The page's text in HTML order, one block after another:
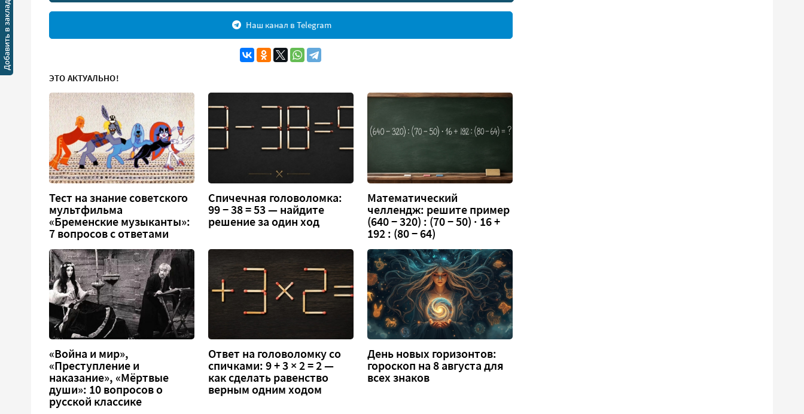
Наш канал в Telegram
ЭТО АКТУАЛЬНО!
Тест на знание советского
мультфильма
«Бременские музыканты»:
7 вопросов с ответами
Спичечная головоломка:
99 − 38 = 53 — найдите
решение за один ход
Математический
челлендж: решите пример
(640 − 320) : (70 − 50) · 16 +
192 : (80 − 64)
«Война и мир»,
«Преступление и
наказание», «Мёртвые
души»: 10 вопросов о
русской классике
Ответ на головоломку со
спичками: 9 + 3 × 2 = 2 —
как сделать равенство
верным одним ходом
День новых горизонтов:
гороскоп на 8 августа для
всех знаков